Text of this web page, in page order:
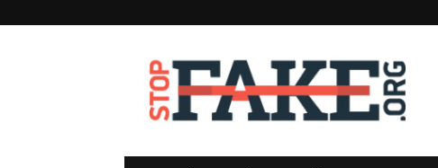
StopFake